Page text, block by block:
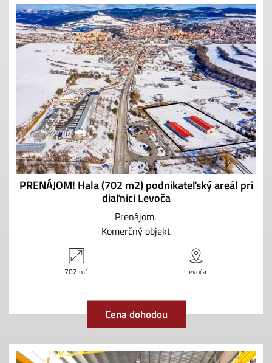
PRENÁJOM! Hala (702 m2) podnikateľský areál pri
diaľnici Levoča
Prenájom
Komerčný objekt
702 m2 Levoča
Cena dohodou